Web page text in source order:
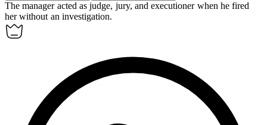
The manager acted as judge, jury, and executioner when he fired
her without an investigation.